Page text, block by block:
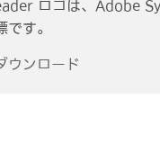
ロゴは、Adobe
です。
ンロード